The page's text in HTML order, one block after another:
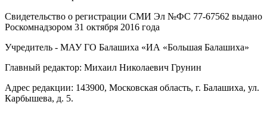
Свидетельство о регистрации СМИ Эл №ФС ‎77-67562 выдано
Роскомнадзором 31 октября 2016 года
Учредитель - МАУ ГО Балашиха «ИА «Большая Балашиха»
Главный редактор: Михаил Николаевич Грунин
Адрес редакции: 143900, Московская область, г. Балашиха, ул.
Карбышева, д. 5.